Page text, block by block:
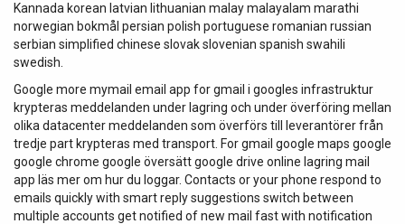
Kannada korean latvian lithuanian malay malayalam marathi
norwegian bokmål persian polish portuguese romanian russian
serbian simplified chinese slovak slovenian spanish swahili
swedish.
Google more mymail email app for gmail i googles infrastruktur
krypteras meddelanden under lagring och under överföring mellan
olika datacenter meddelanden som överförs till leverantörer från
tredje part krypteras med transport. For gmail google maps google
google chrome google översätt google drive online lagring mail
app läs mer om hur du loggar. Contacts or your phone respond to
emails quickly with smart reply suggestions switch between
multiple accounts get notified of new mail fast with notification